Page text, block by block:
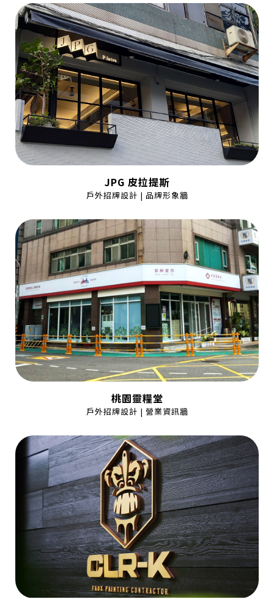
JPG 皮拉提斯
戶外招牌設計 | 品牌形象牆
桃園靈糧堂
戶外招牌設計 | 營業資訊牆